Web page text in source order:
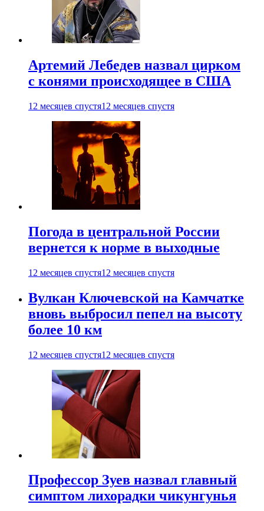
Артемий Лебедев назвал цирком
с конями происходящее в США
12 месяцев спустя12 месяцев спустя
Погода в центральной России
вернется к норме в выходные
12 месяцев спустя12 месяцев спустя
Вулкан Ключевской на Камчатке
вновь выбросил пепел на высоту
более 10 км
12 месяцев спустя12 месяцев спустя
Профессор Зуев назвал главный
симптом лихорадки чикунгунья